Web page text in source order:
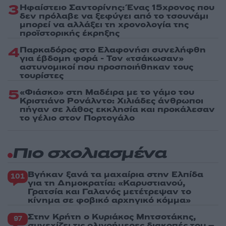
3Ηφαίστειο Σαντορίνης: Ένας 15χρονος που
δεν πρόλαβε να ξεφύγει από το τσουνάμι
μπορεί να αλλάξει τη χρονολογία της
προϊστορικής έκρηξης
4Παρκαδόρος στο Ελαφονήσι συνελήφθη
για έβδομη φορά - Τον «τσάκωσαν»
αστυνομικοί που προσποιήθηκαν τους
τουρίστες
5«Φιάσκο» στη Μαδέιρα με το γάμο του
Κριστιάνο Ρονάλντο: Χιλιάδες άνθρωποι
πήγαν σε λάθος εκκλησία και προκάλεσαν
το γέλιο στον Πορτογάλο
Πιο σχολιασμένα
101 Βγήκαν ξανά τα μαχαίρια στην Ελπίδα
για τη Δημοκρατία: «Καρυστιανού,
Γρατσία και Γαλανός μετέτρεψαν το
κίνημα σε φοβικό αρχηγικό κόμμα»
97 Στην Κρήτη ο Κυριάκος Μητσοτάκης,